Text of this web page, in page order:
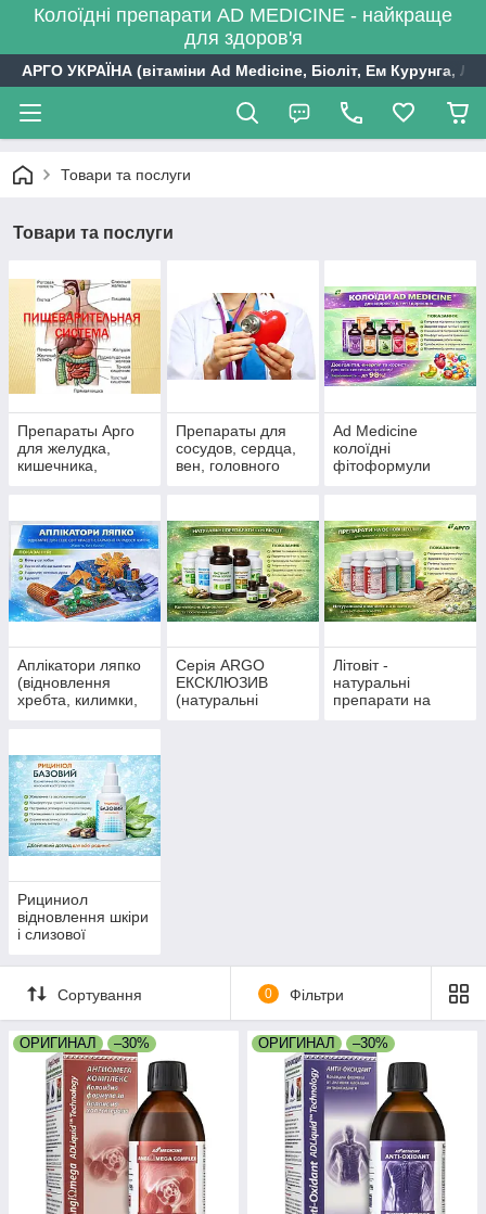
Колоїдні препарати AD MEDICINE - найкраще
для здоров'я
АРГО УКРАЇНА (вітаміни Ad Medicine, Біоліт, Ем Курунга,
Товари та послуги
Товари та послуги
Препараты Арго
для желудка,
кишечника,
антипаразитарные
препараты,
очистка
Препараты для
сосудов, сердца,
вен, головного
ишемия,
атеросклероз
Ad Medicine
колоїдні
фітоформули
Аплікатори ляпко
(відновлення
хребта, килимки,
Серія ARGO
ЕКСКЛЮЗИВ
(натуральні
Літовіт -
натуральні
препарати на
Рициниол
відновлення шкіри
і слизової
Сортування 0 Фільтри
ОРИГИНАЛ –30% ОРИГИНАЛ –30%